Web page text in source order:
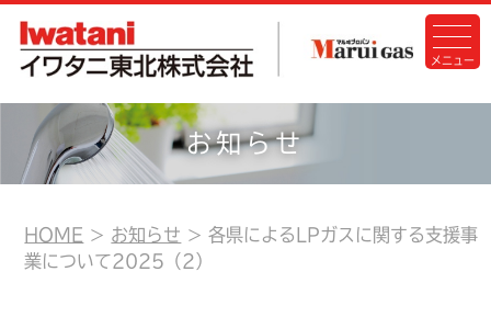
お知らせ
HOME お知らせ
各県によるLPガスに関する支援事
業について2025（2）